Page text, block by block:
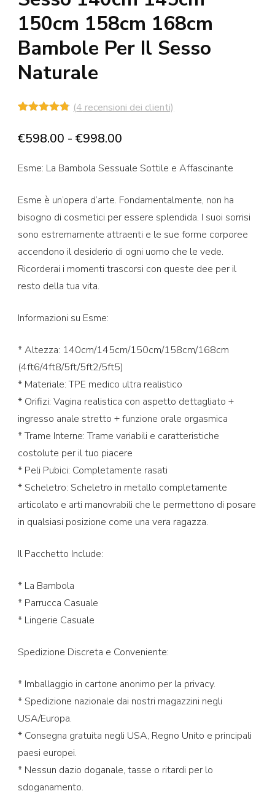
150cm 158cm 168cm
Bambole Per Il Sesso
Naturale
su base
(4 recensioni dei clienti)
€598.00 - €998.00
prezzo:
€598.00
€998.00
Esme: La Bambola Sessuale Sottile e Affascinante
Esme è un’opera d’arte. Fondamentalmente, non ha
bisogno di cosmetici per essere splendida. I suoi sorrisi
sono estremamente attraenti e le sue forme corporee
accendono il desiderio di ogni uomo che le vede.
Ricorderai i momenti trascorsi con queste dee per il
resto della tua vita.
Informazioni su Esme:
* Altezza: 140cm/145cm/150cm/158cm/168cm
(4ft6/4ft8/5ft/5ft2/5ft5)
* Materiale: TPE medico ultra realistico
* Orifizi: Vagina realistica con aspetto dettagliato +
ingresso anale stretto + funzione orale orgasmica
* Trame Interne: Trame variabili e caratteristiche
costolute per il tuo piacere
* Peli Pubici: Completamente rasati
* Scheletro: Scheletro in metallo completamente
articolato e arti manovrabili che le permettono di posare
in qualsiasi posizione come una vera ragazza.
Il Pacchetto Include:
* La Bambola
* Parrucca Casuale
* Lingerie Casuale
Spedizione Discreta e Conveniente:
* Imballaggio in cartone anonimo per la privacy.
* Spedizione nazionale dai nostri magazzini negli
USA/Europa.
* Consegna gratuita negli USA, Regno Unito e principali
paesi europei.
* Nessun dazio doganale, tasse o ritardi per lo
sdoganamento.